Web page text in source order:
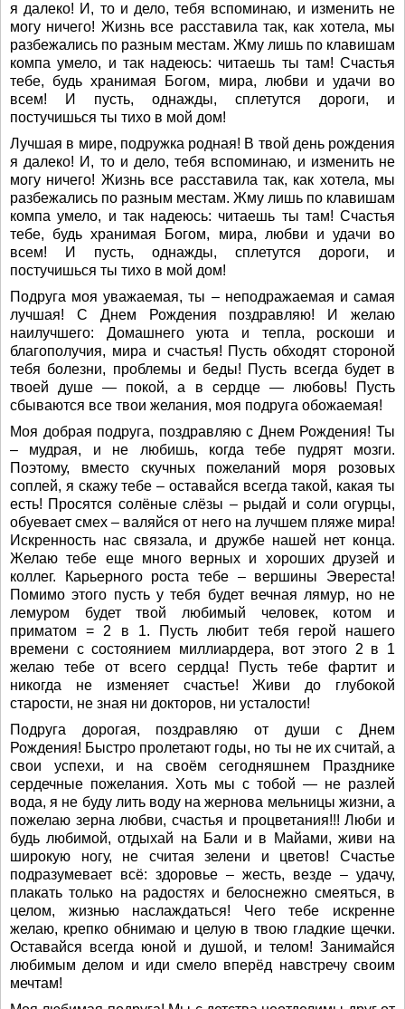
я далеко! И, то и дело, тебя вспоминаю, и изменить не
могу ничего! Жизнь все расставила так, как хотела, мы
разбежались по разным местам. Жму лишь по клавишам
компа умело, и так надеюсь: читаешь ты там! Счастья
тебе, будь хранимая Богом, мира, любви и удачи во
всем! И пусть, однажды, сплетутся дороги, и
постучишься ты тихо в мой дом!
Лучшая в мире, подружка родная! В твой день рождения
я далеко! И, то и дело, тебя вспоминаю, и изменить не
могу ничего! Жизнь все расставила так, как хотела, мы
разбежались по разным местам. Жму лишь по клавишам
компа умело, и так надеюсь: читаешь ты там! Счастья
тебе, будь хранимая Богом, мира, любви и удачи во
всем! И пусть, однажды, сплетутся дороги, и
постучишься ты тихо в мой дом!
Подруга моя уважаемая, ты – неподражаемая и самая
лучшая! С Днем Рождения поздравляю! И желаю
наилучшего: Домашнего уюта и тепла, роскоши и
благополучия, мира и счастья! Пусть обходят стороной
тебя болезни, проблемы и беды! Пусть всегда будет в
твоей душе — покой, а в сердце — любовь! Пусть
сбываются все твои желания, моя подруга обожаемая!
Моя добрая подруга, поздравляю с Днем Рождения! Ты
– мудрая, и не любишь, когда тебе пудрят мозги.
Поэтому, вместо скучных пожеланий моря розовых
соплей, я скажу тебе – оставайся всегда такой, какая ты
есть! Просятся солёные слёзы – рыдай и соли огурцы,
обуевает смех – валяйся от него на лучшем пляже мира!
Искренность нас связала, и дружбе нашей нет конца.
Желаю тебе еще много верных и хороших друзей и
коллег. Карьерного роста тебе – вершины Эвереста!
Помимо этого пусть у тебя будет вечная лямур, но не
лемуром будет твой любимый человек, котом и
приматом = 2 в 1. Пусть любит тебя герой нашего
времени с состоянием миллиардера, вот этого 2 в 1
желаю тебе от всего сердца! Пусть тебе фартит и
никогда не изменяет счастье! Живи до глубокой
старости, не зная ни докторов, ни усталости!
Подруга дорогая, поздравляю от души с Днем
Рождения! Быстро пролетают годы, но ты не их считай, а
свои успехи, и на своём сегодняшнем Празднике
сердечные пожелания. Хоть мы с тобой — не разлей
вода, я не буду лить воду на жернова мельницы жизни, а
пожелаю зерна любви, счастья и процветания!!! Люби и
будь любимой, отдыхай на Бали и в Майами, живи на
широкую ногу, не считая зелени и цветов! Счастье
подразумевает всё: здоровье – жесть, везде – удачу,
плакать только на радостях и белоснежно смеяться, в
целом, жизнью наслаждаться! Чего тебе искренне
желаю, крепко обнимаю и целую в твою гладкие щечки.
Оставайся всегда юной и душой, и телом! Занимайся
любимым делом и иди смело вперёд навстречу своим
мечтам!